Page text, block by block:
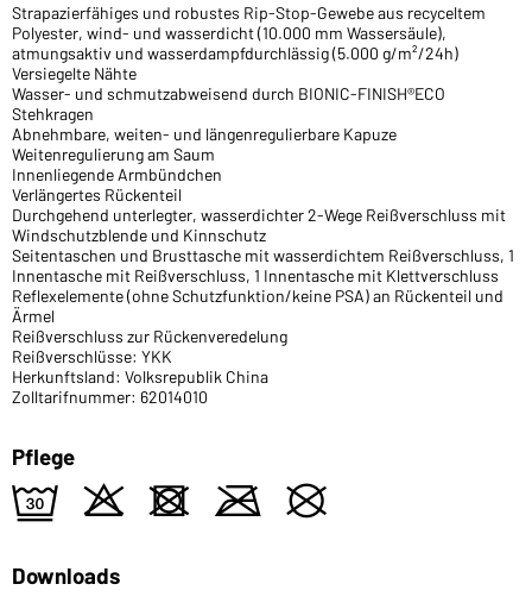
Strapazierfähiges und robustes Rip-Stop-Gewebe aus recyceltem
Polyester, wind- und wasserdicht (10.000 mm Wassersäule),
atmungsaktiv und wasserdampfdurchlässig (5.000 g/m²/24h)
Versiegelte Nähte
Wasser- und schmutzabweisend durch BIONIC-FINISH®ECO
Stehkragen
Abnehmbare, weiten- und längenregulierbare Kapuze
Weitenregulierung am Saum
Innenliegende Armbündchen
Verlängertes Rückenteil
Durchgehend unterlegter, wasserdichter 2-Wege Reißverschluss mit
Windschutzblende und Kinnschutz
Seitentaschen und Brusttasche mit wasserdichtem Reißverschluss, 1
Innentasche mit Reißverschluss, 1 Innentasche mit Klettverschluss
Reflexelemente (ohne Schutzfunktion/keine PSA) an Rückenteil und
Ärmel
Reißverschluss zur Rückenveredelung
Reißverschlüsse: YKK
Herkunftsland: Volksrepublik China
Zolltarifnummer: 62014010
Pflege
e o d m U
Downloads